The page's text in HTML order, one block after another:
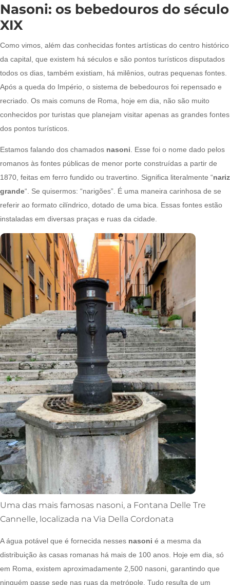
Nasoni: os bebedouros do século
XIX
Como vimos, além das conhecidas fontes artísticas do centro histórico
da capital, que existem há séculos e são pontos turísticos disputados
todos os dias, também existiam, há milênios, outras pequenas fontes.
Após a queda do Império, o sistema de bebedouros foi repensado e
recriado. Os mais comuns de Roma, hoje em dia, não são muito
conhecidos por turistas que planejam visitar apenas as grandes fontes
dos pontos turísticos.
Estamos falando dos chamados nasoni . Esse foi o nome dado pelos
romanos às fontes públicas de menor porte construídas a partir de
1870, feitas em ferro fundido ou travertino. Significa literalmente “nariz
grande“. Se quisermos: “narigões”. É uma maneira carinhosa de se
referir ao formato cilíndrico, dotado de uma bica. Essas fontes estão
instaladas em diversas praças e ruas da cidade.
Uma das mais famosas nasoni, a Fontana Delle Tre
Cannelle, localizada na Via Della Cordonata
A água potável que é fornecida nesses nasoni é a mesma da
distribuição às casas romanas há mais de 100 anos. Hoje em dia, só
em Roma, existem aproximadamente 2,500 nasoni, garantindo que
ninguém passe sede nas ruas da metrópole. Tudo resulta de um